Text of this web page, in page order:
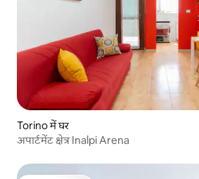
Torino में घर
अपार्टमेंट क्षेत्र Inalpi Arena